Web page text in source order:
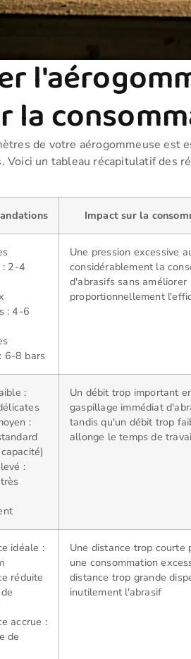
la
de votre aérogommeuse est
Voici un tableau récapitulatif des
Impact sur la
: 2-4
: 4-6
6-8 bars
Une pression excessive
considérablement la
d'abrasifs sans améliorer
proportionnellement
:
:
:
Un débit trop important
gaspillage immédiat
tandis qu'un débit trop
allonge le temps de
idéale :
réduite
accrue :
de
Une distance trop courte
une consommation
distance trop grande
inutilement l'abrasif